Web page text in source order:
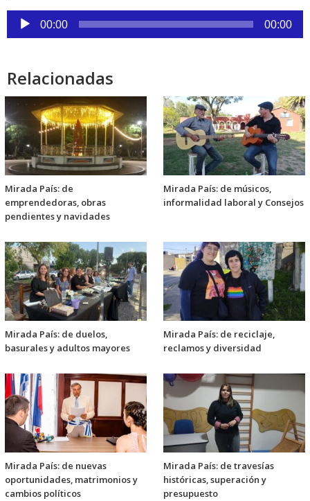
Reproductor
de
00:00 00:00
Relacionadas
Mirada País: de
emprendedoras, obras
pendientes y navidades
Mirada País: de músicos,
informalidad laboral y Consejos
Mirada País: de duelos,
basurales y adultos mayores
Mirada País: de reciclaje,
reclamos y diversidad
Mirada País: de nuevas
oportunidades, matrimonios y
cambios políticos
Mirada País: de travesías
históricas, superación y
presupuesto